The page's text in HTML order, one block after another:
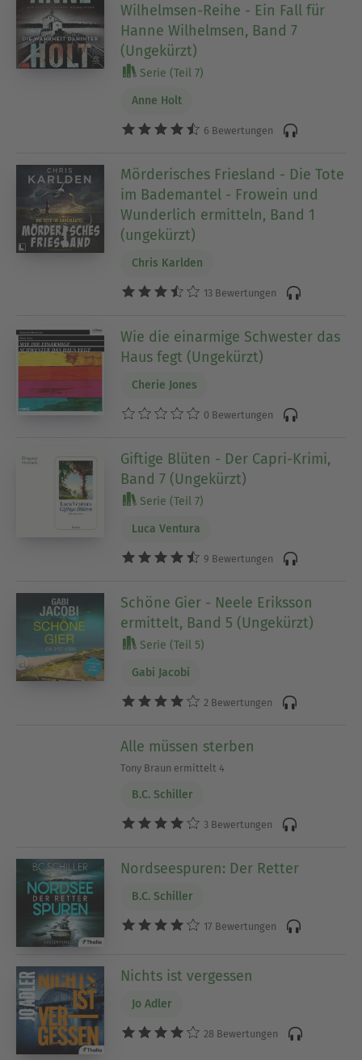
Wilhelmsen-Reihe - Ein Fall für
Hanne Wilhelmsen, Band 7
(Ungekürzt)
Serie (Teil 7)
Anne Holt
6 Bewertungen
Mörderisches Friesland - Die Tote
im Bademantel - Frowein und
Wunderlich ermitteln, Band 1
(ungekürzt)
Chris Karlden
13 Bewertungen
Wie die einarmige Schwester das
Haus fegt (Ungekürzt)
Cherie Jones
0 Bewertungen
Giftige Blüten - Der Capri-Krimi,
Band 7 (Ungekürzt)
Serie (Teil 7)
Luca Ventura
9 Bewertungen
Schöne Gier - Neele Eriksson
ermittelt, Band 5 (Ungekürzt)
Serie (Teil 5)
Gabi Jacobi
2 Bewertungen
Alle müssen sterben
Tony Braun ermittelt 4
B.C. Schiller
3 Bewertungen
Nordseespuren: Der Retter
B.C. Schiller
17 Bewertungen
Nichts ist vergessen
Jo Adler
28 Bewertungen